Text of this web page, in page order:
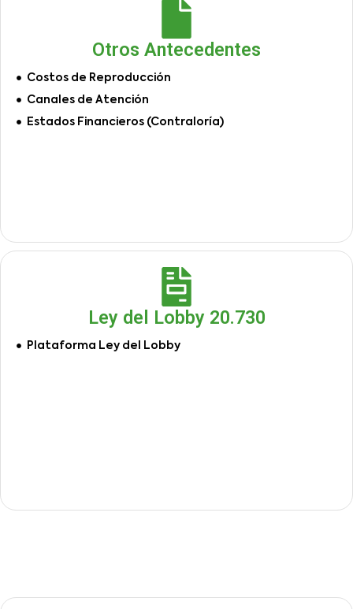
Otros Antecedentes
Costos de Reproducción
Canales de Atención
Estados Financieros (Contraloría)
Ley del Lobby 20.730
Plataforma Ley del Lobby